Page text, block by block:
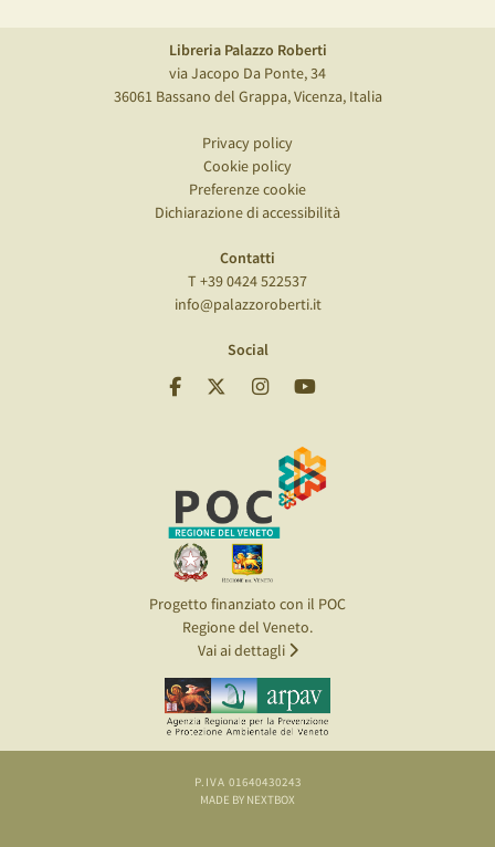
Libreria Palazzo Roberti
via Jacopo Da Ponte, 34
36061 Bassano del Grappa, Vicenza, Italia
Privacy policy
Cookie policy
Preferenze cookie
Dichiarazione di accessibilità
Contatti
T +39 0424 522537
info@palazzoroberti.it
Social
Progetto finanziato con il POC
Regione del Veneto.
Vai ai dettagli
P.IVA 01640430243
MADE BY NEXTBOX